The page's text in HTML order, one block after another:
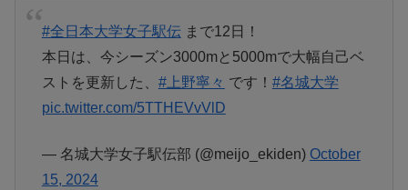
#全日本大学女子駅伝まで12日！
本日は、今シーズン3000mと5000mで大幅自己ベ
ストを更新した、 #上野寧々 です！ #名城大学
pic.twitter.com/5TTHEVvVlD
— 名城大学女子駅伝部 (@meijo_ekiden) October
15, 2024